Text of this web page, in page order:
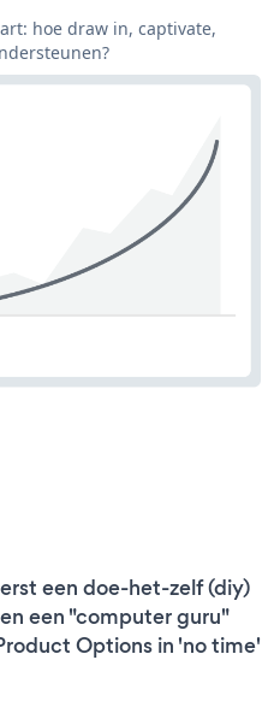
hoe draw in, captivate,
een doe-het-zelf (diy)
een "computer guru"
Options in 'no time'